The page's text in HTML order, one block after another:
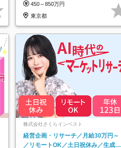
450～850万円
東京都
株式会社さくらインベスト
経営企画・リサーチ／月給30万円～
／リモートOK／土日祝休み／生成AI